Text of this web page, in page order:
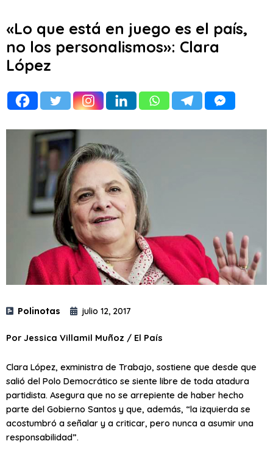
«Lo que está en juego es el país,
no los personalismos»: Clara
López
Polinotas julio 12, 2017
Por Jessica Villamil Muñoz / El País
Clara López, exministra de Trabajo, sostiene que desde que
salió del Polo Democrático se siente libre de toda atadura
partidista. Asegura que no se arrepiente de haber hecho
parte del Gobierno Santos y que, además, “la izquierda se
acostumbró a señalar y a criticar, pero nunca a asumir una
responsabilidad”.